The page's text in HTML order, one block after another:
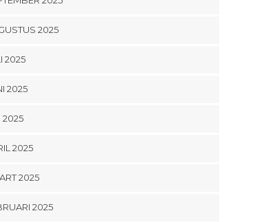
2025
2025
2025
2025
2025
2025
2025